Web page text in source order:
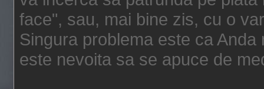
face", sau, mai bine zis, cu o
Singura problema este ca
este nevoita sa se apuce de